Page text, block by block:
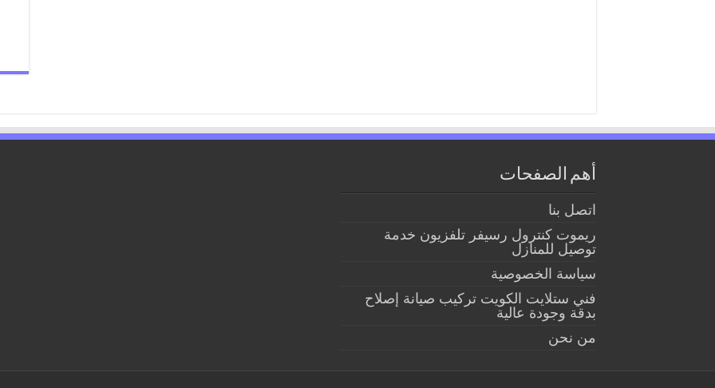
أهم الصفحات
اتصل بنا
ريموت كنترول رسيفر تلفزيون خدمة
توصيل للمنازل
سياسة الخصوصية
فني ستلايت الكويت تركيب صيانة إصلاح
بدقة وجودة عالية
من نحن